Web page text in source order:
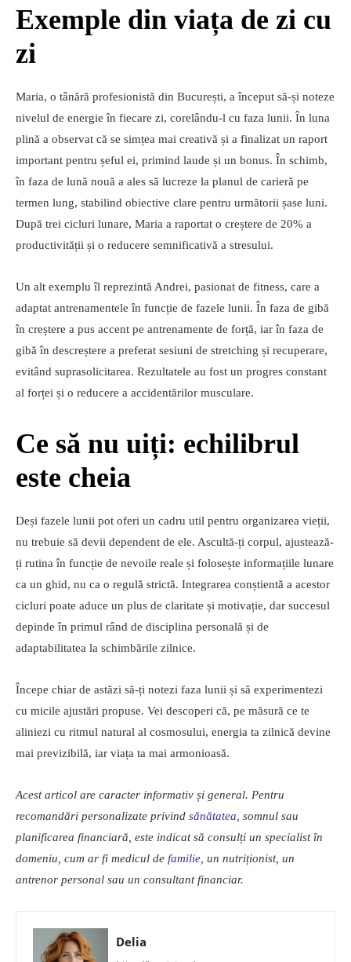
Exemple din viața de zi cu
zi
Maria, o tânără profesionistă din București, a început să-și noteze
nivelul de energie în fiecare zi, corelându-l cu faza lunii. În luna
plină a observat că se simțea mai creativă și a finalizat un raport
important pentru șeful ei, primind laude și un bonus. În schimb,
în faza de lună nouă a ales să lucreze la planul de carieră pe
termen lung, stabilind obiective clare pentru următorii șase luni.
După trei cicluri lunare, Maria a raportat o creștere de 20% a
productivității și o reducere semnificativă a stresului.
Un alt exemplu îl reprezintă Andrei, pasionat de fitness, care a
adaptat antrenamentele în funcție de fazele lunii. În faza de gibă
în creștere a pus accent pe antrenamente de forță, iar în faza de
gibă în descreștere a preferat sesiuni de stretching și recuperare,
evitând suprasolicitarea. Rezultatele au fost un progres constant
al forței și o reducere a accidentărilor musculare.
Ce să nu uiți: echilibrul
este cheia
Deși fazele lunii pot oferi un cadru util pentru organizarea vieții,
nu trebuie să devii dependent de ele. Ascultă-ți corpul, ajustează-
ți rutina în funcție de nevoile reale și folosește informațiile lunare
ca un ghid, nu ca o regulă strictă. Integrarea conștientă a acestor
cicluri poate aduce un plus de claritate și motivație, dar succesul
depinde în primul rând de disciplina personală și de
adaptabilitatea la schimbările zilnice.
Începe chiar de astăzi să-ți notezi faza lunii și să experimentezi
cu micile ajustări propuse. Vei descoperi că, pe măsură ce te
aliniezi cu ritmul natural al cosmosului, energia ta zilnică devine
mai previzibilă, iar viața ta mai armonioasă.
Acest articol are caracter informativ și general. Pentru
recomandări personalizate privind sănătatea , somnul sau
planificarea financiară, este indicat să consulți un specialist în
domeniu, cum ar fi medicul de familie , un nutriționist, un
antrenor personal sau un consultant financiar.
Delia